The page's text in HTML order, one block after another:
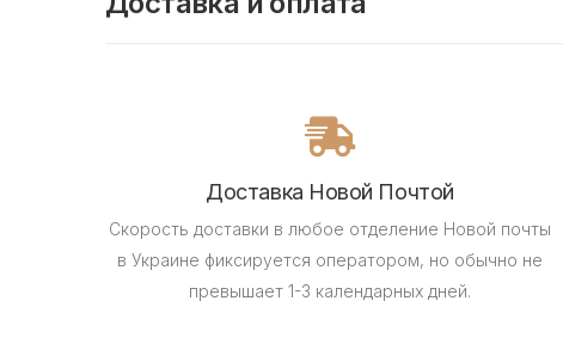
Доставка Новой Почтой
Скорость доставки в любое отделение Новой почты
в Украине фиксируется оператором, но обычно не
превышает 1-3 календарных дней.